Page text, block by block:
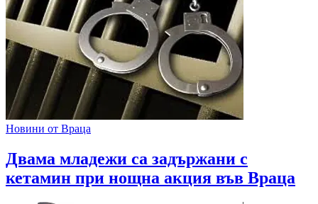
Новини от Враца
Двама младежи са задържани с
кетамин при нощна акция във Враца